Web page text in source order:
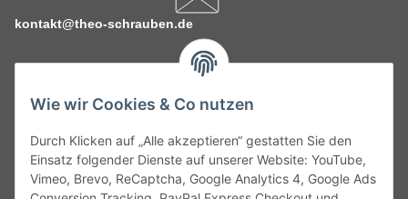
Wie wir Cookies & Co nutzen
Durch Klicken auf „Alle akzeptieren“ gestatten Sie den
Einsatz folgender Dienste auf unserer Website: YouTube,
Vimeo, Brevo, ReCaptcha, Google Analytics 4, Google Ads
kontakt@theo-schrauben.de
Service